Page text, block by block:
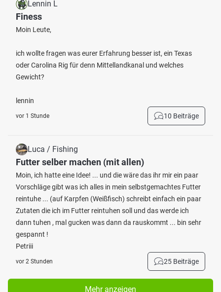
Lennin L
Finess
Moin Leute,
ich wollte fragen was eurer Erfahrung besser ist, ein Texas
oder Carolina Rig für denn Mittellandkanal und welches
Gewicht?
lennin
vor 1 Stunde 10 Beiträge
Luca / Fishing
Futter selber machen (mit allen)
Moin, ich hatte eine Idee! ... und die wäre das ihr mir ein paar
Vorschläge gibt was ich alles in mein selbstgemachtes Futter
reintuhe ... (auf Karpfen (Weißfisch) schreibt einfach ein paar
Zutaten die ich im Futter reintuhen soll und das werde ich
dann tuhen , mal gucken was dann da rauskommt ... bin sehr
gespannt !
Petriii
vor 2 Stunden 25 Beiträge
Mehr anzeigen